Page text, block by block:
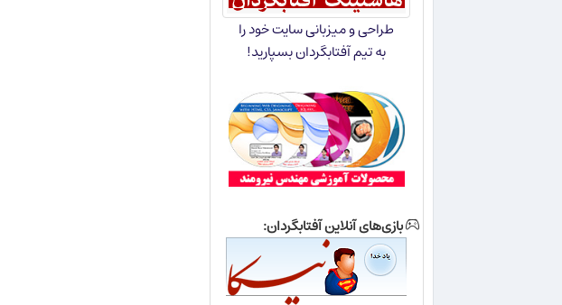
طراحی و میزبانی سایت خود را
به تیم آفتابگردان بسپارید!
بازی‌های آنلاین آفتابگردان: